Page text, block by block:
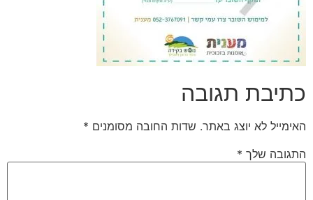
כתיבת תגובה
האימייל לא יוצג באתר. שדות החובה מסומנים *
התגובה שלך *